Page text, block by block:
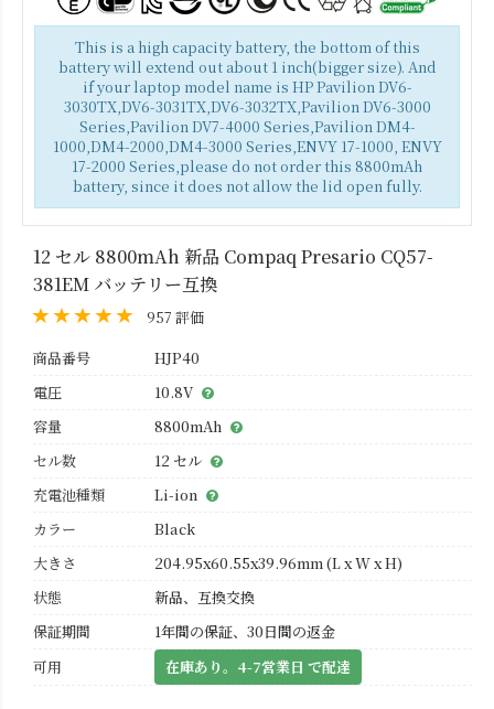
This is a high capacity battery, the bottom of this
battery will extend out about 1 inch(bigger size). And
if your laptop model name is HP Pavilion DV6-
3030TX,DV6-3031TX,DV6-3032TX,Pavilion DV6-3000
Series,Pavilion DV7-4000 Series,Pavilion DM4-
1000,DM4-2000,DM4-3000 Series,ENVY 17-1000, ENVY
17-2000 Series,please do not order this 8800mAh
battery, since it does not allow the lid open fully.
12 セル 8800mAh 新品 Compaq Presario CQ57-
381EM バッテリー互換
957 評価
商品番号
HJP40
電圧
10.8V
容量
8800mAh
セル数
12 セル
充電池種類
Li-ion
カラー
Black
大きさ
204.95x60.55x39.96mm (L x W x H)
状態
新品、互換交換
保証期間
1年間の保証、30日間の返金
可用
在庫あり。4-7営業日 で配達